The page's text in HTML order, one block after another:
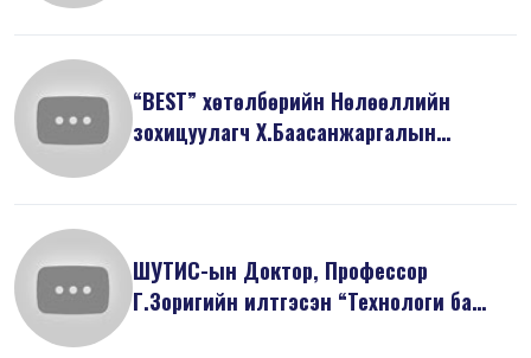
“BEST” хөтөлбөрийн Нөлөөллийн
зохицуулагч Х.Баасанжаргалын
ШУТИС-ын Доктор, Профессор
Г.Зоригийн илтгэсэн “Технологи ба